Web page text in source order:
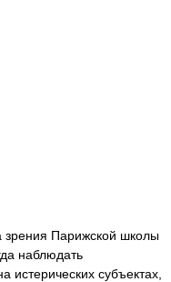
зрения Парижской школы
наблюдать
субъектах,